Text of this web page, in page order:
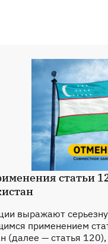
статьи
выражают
применением
(далее — статья 120),